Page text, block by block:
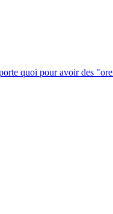
quoi pour avoir des